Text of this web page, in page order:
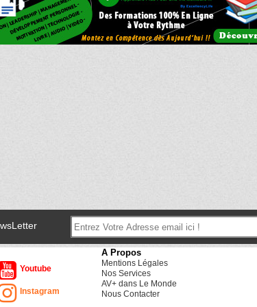
Youtube
Instagram
A Propos
Mentions Légales
Nos Services
AV+ dans Le Monde
Nous Contacter